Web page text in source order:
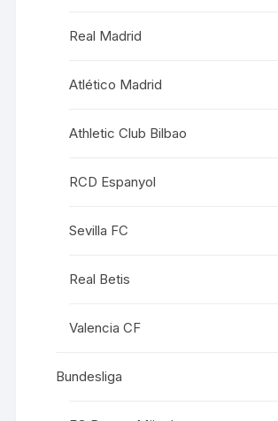
Real Madrid
Atlético Madrid
Athletic Club Bilbao
RCD Espanyol
Sevilla FC
Real Betis
Valencia CF
Bundesliga